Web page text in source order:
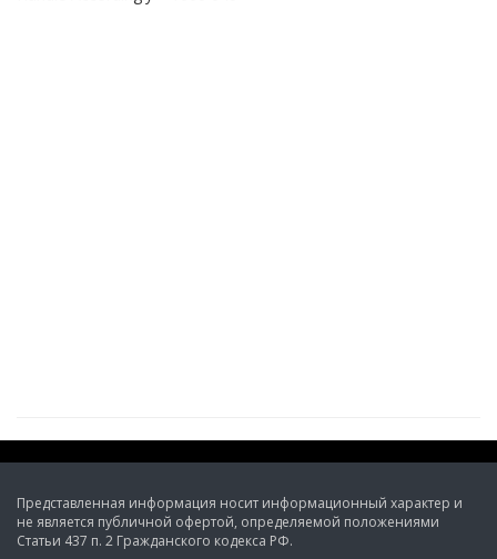
Представленная информация носит информационный характер и
не является публичной офертой, определяемой положениями
Статьи 437 п. 2 Гражданского кодекса РФ.